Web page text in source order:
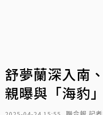
舒夢蘭深入南
親曝與「海豹